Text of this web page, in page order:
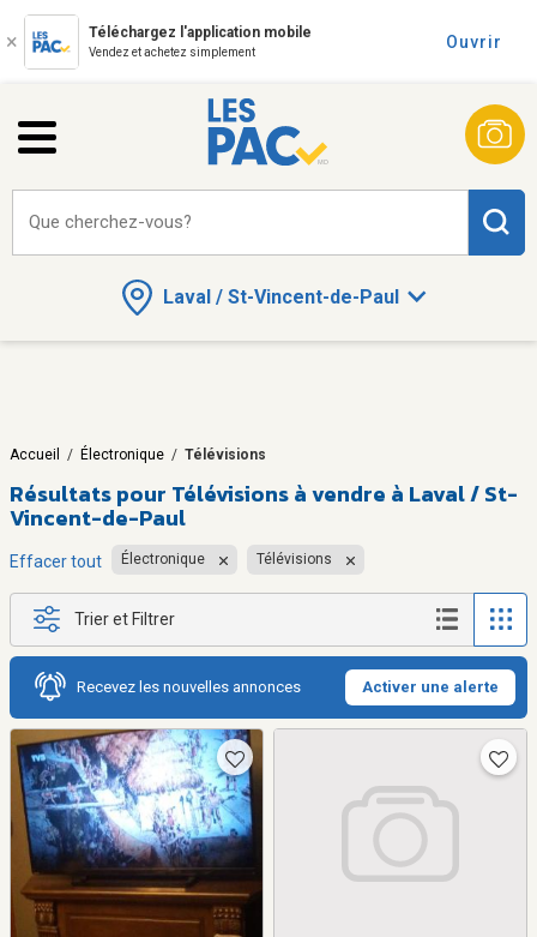
Téléchargez l'application mobile
Vendez et achetez simplement
Ouvrir
Laval / St-Vincent-de-Paul
Que cherchez-vous?
Accueil / Électronique / Télévisions
Résultats pour Télévisions à vendre à Laval / St-
Vincent-de-Paul
Effacer tout Électronique Télévisions
Trier et Filtrer
Recevez les nouvelles annonces Activer une alerte